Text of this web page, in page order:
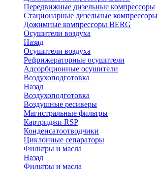
Передвижные дизельные компрессоры
Стационарные дизельные компрессоры
Дожимные компрессоры BERG
Осушители воздуха
Назад
Осушители воздуха
Рефрижераторные осушители
Адсорбционные осушители
Воздухоподготовка
Назад
Воздухоподготовка
Воздушные ресиверы
Магистральные фильтры
Картриджи RSP
Конденсатоотводчики
Циклонные сепараторы
Фильтры и масла
Назад
Фильтры и масла